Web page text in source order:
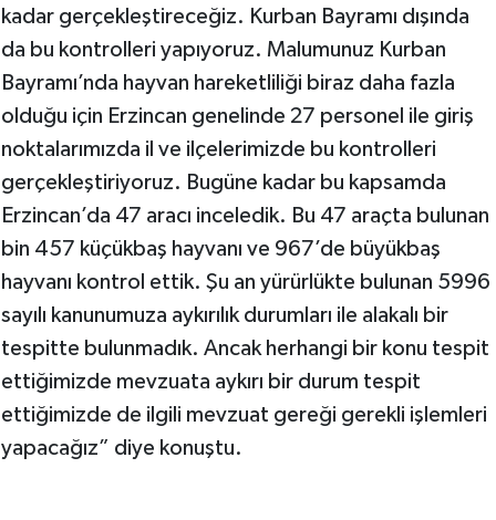
kadar gerçekleştireceğiz. Kurban Bayramı dışında
da bu kontrolleri yapıyoruz. Malumunuz Kurban
Bayramı’nda hayvan hareketliliği biraz daha fazla
olduğu için Erzincan genelinde 27 personel ile giriş
noktalarımızda il ve ilçelerimizde bu kontrolleri
gerçekleştiriyoruz. Bugüne kadar bu kapsamda
Erzincan’da 47 aracı inceledik. Bu 47 araçta bulunan
bin 457 küçükbaş hayvanı ve 967’de büyükbaş
hayvanı kontrol ettik. Şu an yürürlükte bulunan 5996
sayılı kanunumuza aykırılık durumları ile alakalı bir
tespitte bulunmadık. Ancak herhangi bir konu tespit
ettiğimizde mevzuata aykırı bir durum tespit
ettiğimizde de ilgili mevzuat gereği gerekli işlemleri
yapacağız” diye konuştu.